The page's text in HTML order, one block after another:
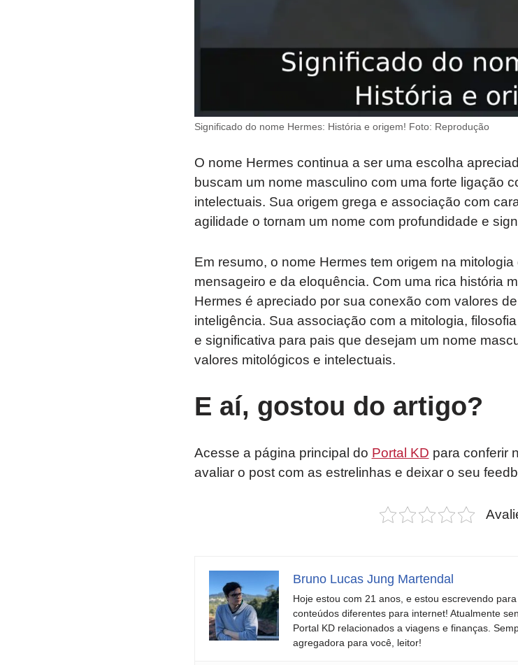
Significado do nome Hermes: História e origem! Foto: Reprodução
O nome Hermes continua a ser uma escolha
buscam um nome masculino com uma forte ligação
intelectuais. Sua origem grega e associação com
agilidade o tornam um nome com profundidade e
Em resumo, o nome Hermes tem origem na
mensageiro e da eloquência. Com uma rica história
Hermes é apreciado por sua conexão com valores
inteligência. Sua associação com a mitologia,
e significativa para pais que desejam um nome
valores mitológicos e intelectuais.
E aí, gostou do artigo?
Acesse a página principal do Portal KD para conferir
avaliar o post com as estrelinhas e deixar o seu
Bruno Lucas Jung Martendal
Hoje estou com 21 anos, e estou escrevendo
conteúdos diferentes para internet! Atualmente
Portal KD relacionados a viagens e finanças.
agregadora para você, leitor!